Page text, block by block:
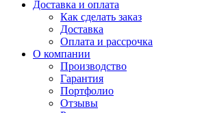
Доставка и оплата
Как сделать заказ
Доставка
Оплата и рассрочка
О компании
Производство
Гарантия
Портфолио
Отзывы